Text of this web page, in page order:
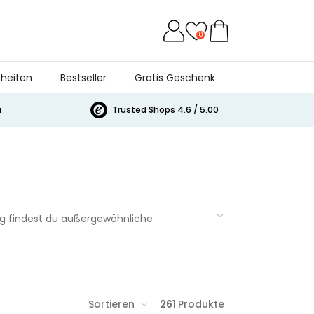
0
Bestseller Gratis Geschenk
Trusted Shops 4.6 / 5.00
findest du außergewöhnliche
besonderen
Sortieren 261 Produkte